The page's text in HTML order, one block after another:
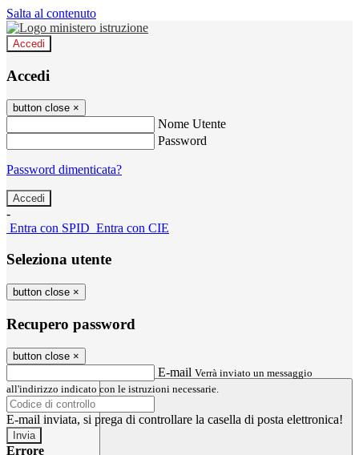
Salta al contenuto
Accedi
Accedi
button close ×
Nome Utente
Password
Password dimenticata?
-
Entra con SPID Entra con CIE
Seleziona utente
button close ×
Recupero password
button close ×
E-mail Verrà inviato un messaggio
all'indirizzo indicato con le istruzioni necessarie.
E-mail inviata, si prega di controllare la casella di posta elettronica!
Errore